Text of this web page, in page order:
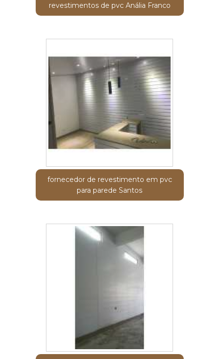
revestimentos de pvc Anália Franco
fornecedor de revestimento em pvc
para parede Santos